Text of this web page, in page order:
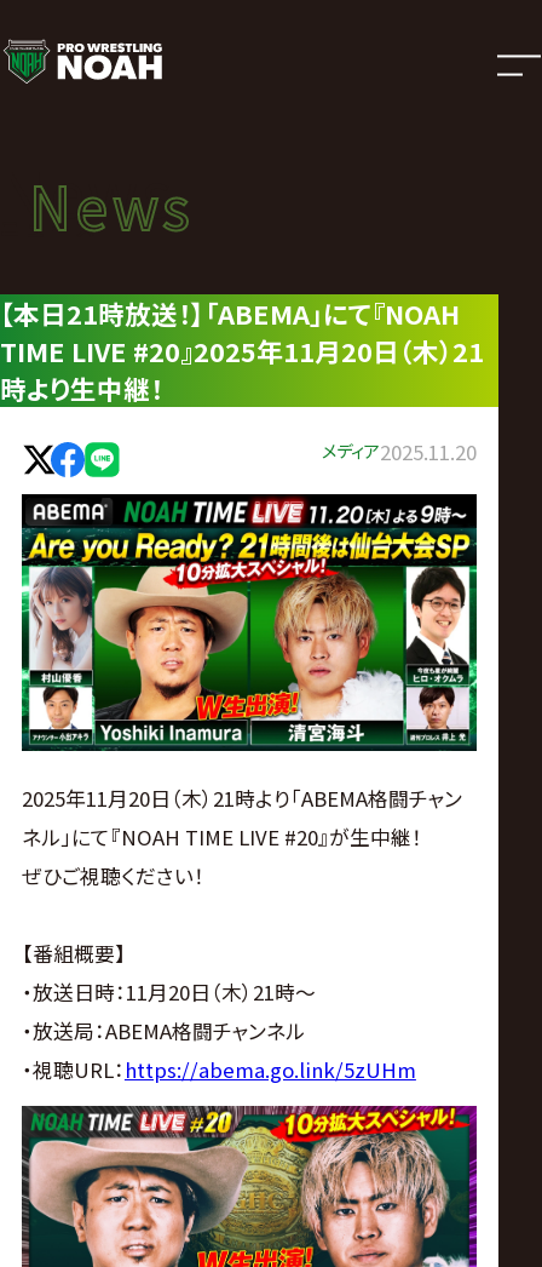
ニ
ュ
ー
ス
|
プ
ロ
レ
ス
リ
ン
グ・
ノ
ア
公
式
サ
イ
ト
News
ニュース
News
【本日21時放送！】「ABEMA」にて『NOAH
TIME LIVE #20』2025年11月20日（木）21
時より生中継！
メディア2025.11.20
2025年11月20日（木）21時より「ABEMA格闘チャン
ネル」にて『NOAH TIME LIVE #20』が生中継！
ぜひご視聴ください！
【番組概要】
・放送日時：11月20日（木）21時～
・放送局：ABEMA格闘チャンネル
・視聴URL： https://abema.go.link/5zUHm